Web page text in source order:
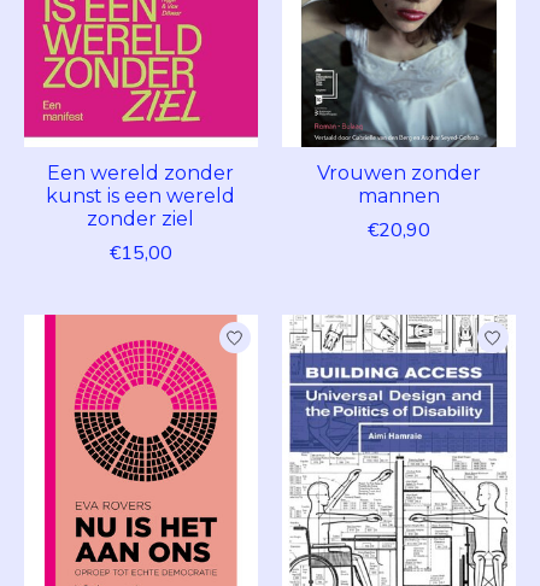
Een wereld zonder
kunst is een wereld
zonder ziel
€15,00
Vrouwen zonder
mannen
€20,90